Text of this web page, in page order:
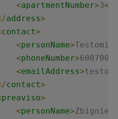
<apartmentNumber>3</
address>
contact>
<personName>Testomir
<phoneNumber>
<emailAddress>
contact>
preaviso>
<personName>Zbigniew